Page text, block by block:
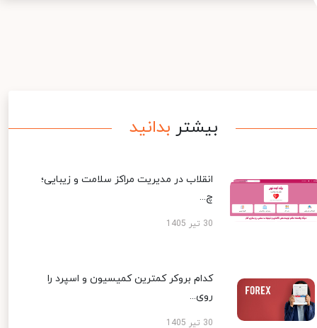
بیشتر بدانید
انقلاب در مدیریت مراکز سلامت و زیبایی؛
چ...
30 تیر 1405
کدام بروکر کمترین کمیسیون و اسپرد را
روی...
30 تیر 1405